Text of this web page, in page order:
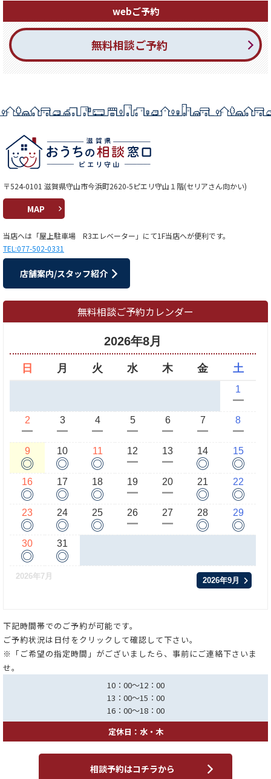
webご予約
無料相談ご予約
〒524-0101 滋賀県守山市今浜町2620-5ピエリ守山１階(セリアさん向かい)
MAP
当店へは「屋上駐車場 R3エレベーター」にて1F当店へが便利です。
TEL:077-502-0331
店舗案内/スタッフ紹介
無料相談ご予約カレンダー
2026年8月
日 月 火 水 木 金 土
1
ー
2
ー
3
ー
4
ー
5
ー
6
ー
7
ー
8
ー
9
◎
10
◎
11
◎
12
ー
13
ー
14
◎
15
◎
16
◎
17
◎
18
◎
19
ー
20
ー
21
◎
22
◎
23
◎
24
◎
25
◎
26
ー
27
ー
28
◎
29
◎
30
◎
31
◎
2026年7月 2026年9月
下記時間帯でのご予約が可能です。
ご予約状況は日付をクリックして確認して下さい。
※「ご希望の指定時間」がございましたら、事前にご連絡下さいま
せ。
10：00～12：00
13：00～15：00
16：00～18：00
定休日：水・木
相談予約はコチラから